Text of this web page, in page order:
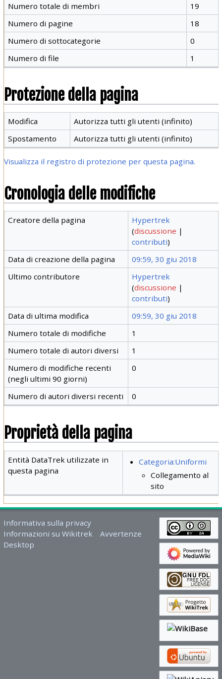
Numero totale di membri
19
Numero di pagine
18
Numero di sottocategorie
0
Numero di file
1
Protezione della pagina
Modifica
Autorizza tutti gli utenti (infinito)
Spostamento
Autorizza tutti gli utenti (infinito)
Visualizza il registro di protezione per questa pagina.
Cronologia delle modifiche
Creatore della pagina
Hypertrek
(discussione |
contributi)
Data di creazione della pagina
09:59, 30 giu 2018
Ultimo contributore
Hypertrek
(discussione |
contributi)
Data di ultima modifica
09:59, 30 giu 2018
Numero totale di modifiche
1
Numero totale di autori diversi
1
Numero di modifiche recenti
(negli ultimi 90 giorni)
0
Numero di autori diversi recenti 0
Proprietà della pagina
Entità DataTrek utilizzate in
questa pagina
Categoria:Uniformi
Collegamento al
sito
Informativa sulla privacy
Informazioni su Wikitrek
Avvertenze
Desktop